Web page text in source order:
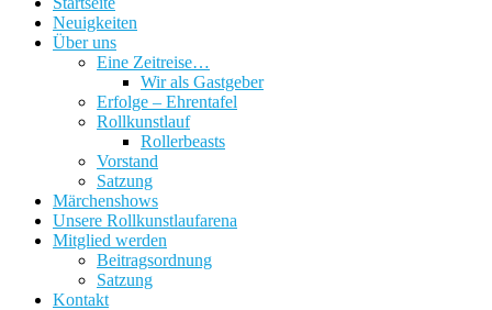
Neuigkeiten
Über uns
Eine Zeitreise…
Wir als Gastgeber
Erfolge – Ehrentafel
Rollkunstlauf
Rollerbeasts
Vorstand
Satzung
Märchenshows
Unsere Rollkunstlaufarena
Mitglied werden
Beitragsordnung
Satzung
Kontakt